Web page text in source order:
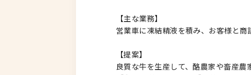
【主な業務】
営業車に凍結精液を積み、お客様と商
【提案】
良質な牛を生産して、酪農家や畜産農